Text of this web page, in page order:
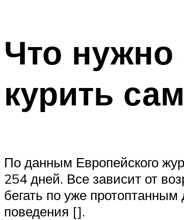
Что нужно
курить
По данным Европейского
254 дней. Все зависит от
бегать по уже
поведения [].